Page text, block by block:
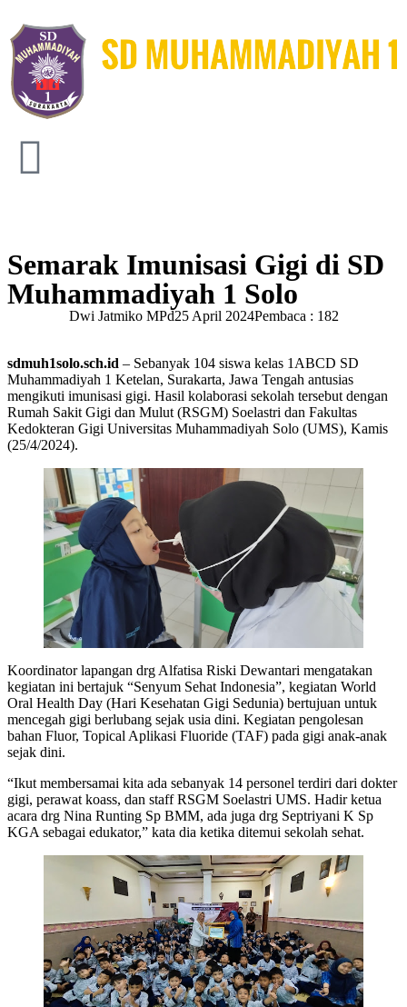
Semarak Imunisasi Gigi di SD
Muhammadiyah 1 Solo
Dwi Jatmiko MPd25 April 2024Pembaca : 182
sdmuh1solo.sch.id – Sebanyak 104 siswa kelas 1ABCD SD
Muhammadiyah 1 Ketelan, Surakarta, Jawa Tengah antusias
mengikuti imunisasi gigi. Hasil kolaborasi sekolah tersebut dengan
Rumah Sakit Gigi dan Mulut (RSGM) Soelastri dan Fakultas
Kedokteran Gigi Universitas Muhammadiyah Solo (UMS), Kamis
(25/4/2024).
Koordinator lapangan drg Alfatisa Riski Dewantari mengatakan
kegiatan ini bertajuk “Senyum Sehat Indonesia”, kegiatan World
Oral Health Day (Hari Kesehatan Gigi Sedunia) bertujuan untuk
mencegah gigi berlubang sejak usia dini. Kegiatan pengolesan
bahan Fluor, Topical Aplikasi Fluoride (TAF) pada gigi anak-anak
sejak dini.
“Ikut membersamai kita ada sebanyak 14 personel terdiri dari dokter
gigi, perawat koass, dan staff RSGM Soelastri UMS. Hadir ketua
acara drg Nina Runting Sp BMM, ada juga drg Septriyani K Sp
KGA sebagai edukator,” kata dia ketika ditemui sekolah sehat.